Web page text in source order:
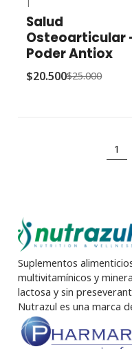
Salud
Osteoarticular
Poder Antiox
$20.500$25.000
1
Suplementos
multivitamínicos y
lactosa y sin
Nutrazul es una marca